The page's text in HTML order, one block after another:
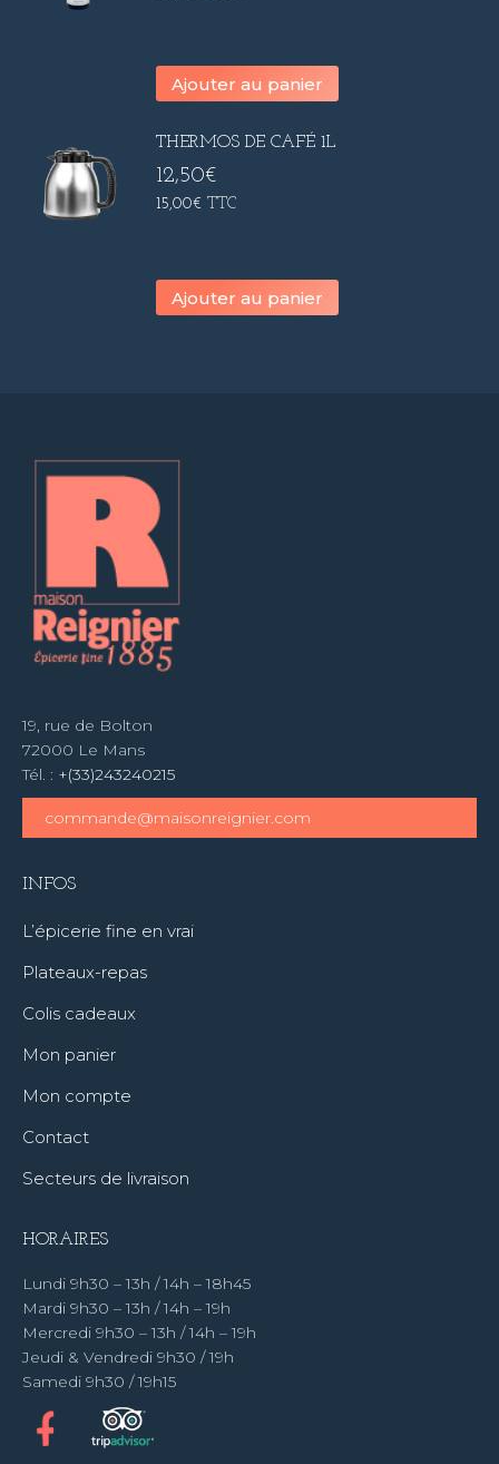
Ajouter au panier
THERMOS DE CAFÉ 1L
12,50€
15,00€ TTC
Ajouter au panier
19, rue de Bolton
72000 Le Mans
Tél. : +(33)243240215
commande@maisonreignier.com
INFOS
L’épicerie fine en vrai
Plateaux-repas
Colis cadeaux
Mon panier
Mon compte
Contact
Secteurs de livraison
HORAIRES
Lundi 9h30 – 13h / 14h – 18h45
Mardi 9h30 – 13h / 14h – 19h
Mercredi 9h30 – 13h / 14h – 19h
Jeudi & Vendredi 9h30 / 19h
Samedi 9h30 / 19h15